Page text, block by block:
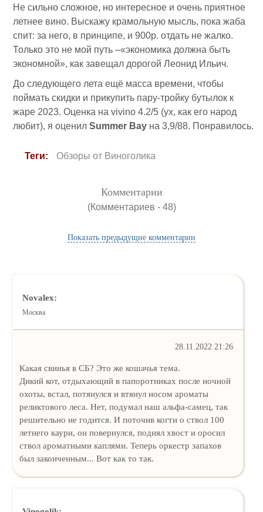
Не сильно сложное, но интересное и очень приятное
летнее вино. Выскажу крамольную мысль, пока жаба
спит: за него, в принципе, и 900р. отдать не жалко.
Только это не мой путь –«экономика должна быть
экономной», как завещал дорогой Леонид Ильич.
До следующего лета ещё масса времени, чтобы
поймать скидки и прикупить пару-тройку бутылок к
жаре 2023. Оценка на vivino 4.2/5 (ух, как его народ
любит), я оценил Summer Bay на 3,9/88. Понравилось.
Теги: Обзоры от Виноголика
Комментарии
(Комментариев - 48)
Показать предыдущие комментарии
Novalex:
Москва
28.11.2022 21:26
Какая свинья в СБ? Это же кошачья тема.
Дикий кот, отдыхающий в папоротниках после ночной
охоты, встал, потянулся и втянул носом ароматы
реликтового леса. Нет, подумал наш альфа-самец, так
решительно не годится. И поточив когти о ствол 100
летнего каури, он повернулся, поднял хвост и оросил
ствол ароматными каплями. Теперь оркестр запахов
был законченным... Вот как то так.